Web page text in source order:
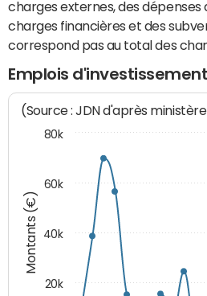
charges externes, des dépenses
charges financières et des
correspond pas au total des
Emplois
Montants (€)
(Source : JDN d'après
20k
40k
60k
80k